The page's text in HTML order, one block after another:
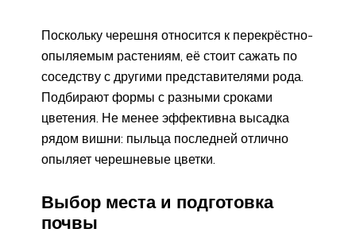
Поскольку черешня относится к перекрёстно-
опыляемым растениям, её стоит сажать по
соседству с другими представителями рода.
Подбирают формы с разными сроками
цветения. Не менее эффективна высадка
рядом вишни: пыльца последней отлично
опыляет черешневые цветки.
Выбор места и подготовка
почвы